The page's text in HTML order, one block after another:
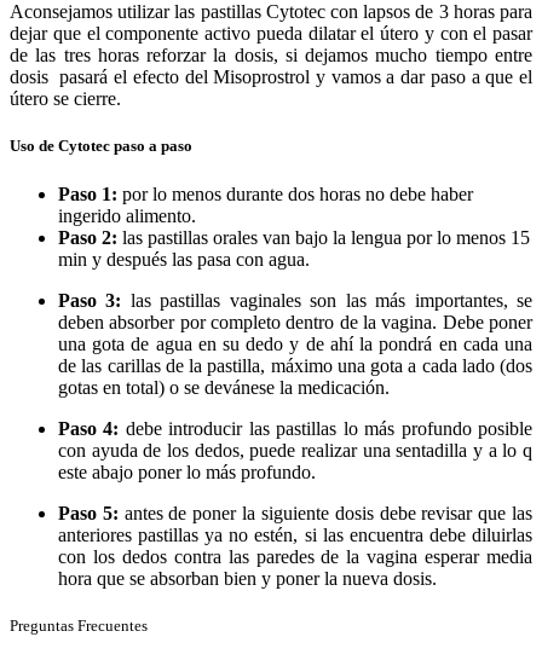
Aconsejamos utilizar las pastillas Cytotec con lapsos de 3 horas para
dejar que el componente activo pueda dilatar el útero y con el pasar
de las tres horas reforzar la dosis, si dejamos mucho tiempo entre
dosis pasará el efecto del Misoprostrol y vamos a dar paso a que el
útero se cierre.
Uso de Cytotec paso a paso
Paso 1: por lo menos durante dos horas no debe haber
ingerido alimento.
Paso 2: las pastillas orales van bajo la lengua por lo menos 15
min y después las pasa con agua.
Paso 3: las pastillas vaginales son las más importantes, se
deben absorber por completo dentro de la vagina. Debe poner
una gota de agua en su dedo y de ahí la pondrá en cada una
de las carillas de la pastilla, máximo una gota a cada lado (dos
gotas en total) o se devánese la medicación.
Paso 4: debe introducir las pastillas lo más profundo posible
con ayuda de los dedos, puede realizar una sentadilla y a lo q
este abajo poner lo más profundo.
Paso 5: antes de poner la siguiente dosis debe revisar que las
anteriores pastillas ya no estén, si las encuentra debe diluirlas
con los dedos contra las paredes de la vagina esperar media
hora que se absorban bien y poner la nueva dosis.
Preguntas Frecuentes